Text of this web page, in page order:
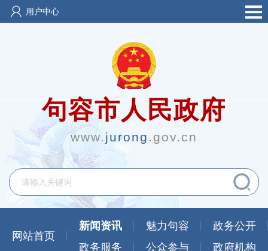
用户中心
句容市人民政府
www.jurong .gov.cn
网站首页
新闻资讯 魅力句容
政务公开
政务服务
公众参与 政府机构